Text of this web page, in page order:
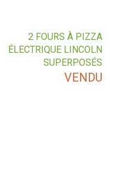
2 FOURS À PIZZA
ÉLECTRIQUE LINCOLN
SUPERPOSÉS
VENDU